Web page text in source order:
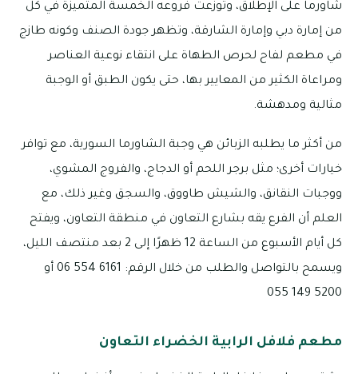
شاورما على الإطلاق، وتوزعت فروعه الخمسة المتميزة في كل
من إمارة دبي وإمارة الشارقة، وتظهر جودة الصنف وكونه طازج
في مطعم لفاح لحرص الطهاة على انتقاء نوعية العناصر
ومراعاة الكثير من المعايير بها، حتى يكون الطبق أو الوجبة
مثالية ومدهشة.
من أكثر ما يطلبه الزبائن هي وجبة الشاورما السورية، مع توافر
خيارات أخرى؛ مثل برجر اللحم أو الدجاج، والفروج المشوي،
ووجبات النقانق، والشيش طاووق، والسجق وغير ذلك، مع
العلم أن الفرع يقه بشارع التعاون في منطقة التعاون، ويفتح
كل أيام الأسبوع من الساعة 12 ظهرًا إلى 2 بعد منتصف الليل،
ويسمح بالتواصل والطلب من خلال الرقم: 6161 554 06 أو
5200 149 055
مطعم فلافل الرابية الخضراء التعاون